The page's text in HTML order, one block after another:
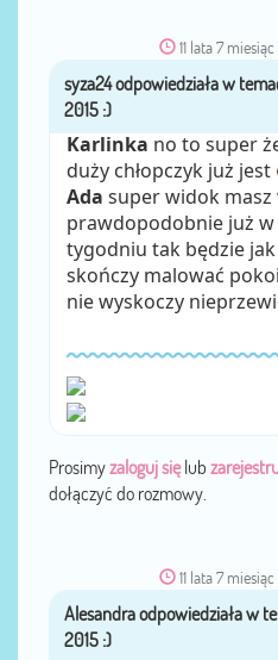
11 lata 7
przez
Karlinka no to super
duży chłopczyk już jest
Ada super widok
prawdopodobnie już
tygodniu tak będzie
skończy malować
nie wyskoczy
Prosimyzaloguj sięlub
dołączyć do rozmowy.
11 lata 7
przez